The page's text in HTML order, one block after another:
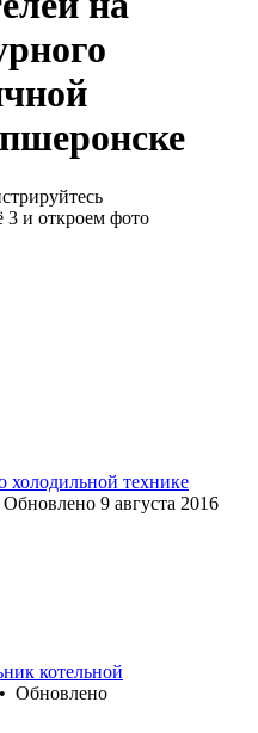
3 и откроем фото
холодильной технике
Обновлено 9 августа 2016
котельной
• Обновлено